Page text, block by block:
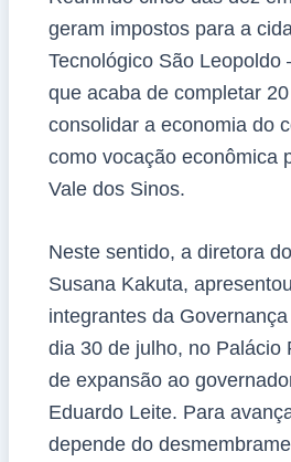
geram impostos para a
Tecnológico São Leopoldo
que acaba de completar
consolidar a economia do
como vocação econômica
Vale dos Sinos.
Neste sentido, a diretora
Susana Kakuta,
integrantes da
dia 30 de julho, no Palácio
de expansão ao
Eduardo Leite. Para
depende do